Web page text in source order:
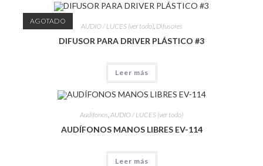
AGOTADO
AUDIO / LUCES (ver todo), Difusores
DIFUSOR PARA DRIVER PLÁSTICO #3
Leer más
Audífonos AUDIO / LUCES (ver todo)
AUDÍFONOS MANOS LIBRES EV-114
Leer más